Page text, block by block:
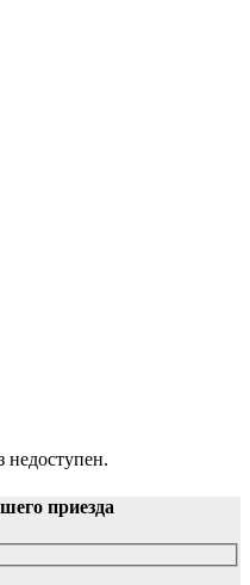
недоступен.
приезда